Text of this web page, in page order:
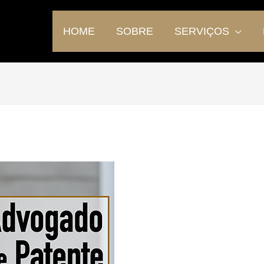
HOME SOBRE SERVIÇOS